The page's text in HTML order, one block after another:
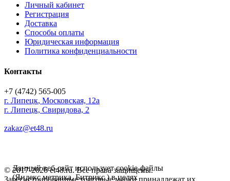
Личный кабинет
Регистрация
Доставка
Способы оплаты
Юридическая информация
Политика конфиденциальности
Контакты
+7 (4742) 565-005
г. Липецк, Московская, 12а
г. Липецк, Свиридова, 2
zakaz@et48.ru
© 2017-2026 et48.ru. Все права защищены.
Зарегистрированные торговые марки принадлежат их
Данный веб-сайт использует cookie-файлы
(Яндекс метрика, Битрикс ) в целях